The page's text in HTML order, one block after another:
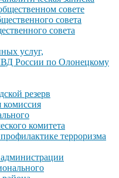
совете
совета
совета
услуг,
России по Олонецкому
резерв
комиссия
комитета
терроризма